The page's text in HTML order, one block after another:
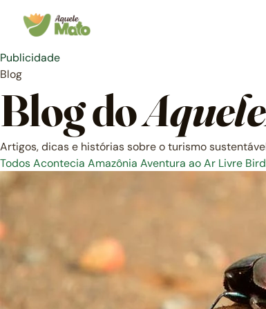
conteúdo
Publicidade
Blog
Blog do
Artigos, dicas e histórias sobre o turismo
Todos Acontecia Amazônia Aventura ao Ar Livre